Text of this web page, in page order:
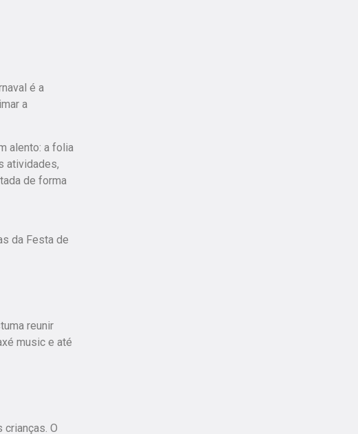
é a
a
alento: a folia
atividades,
de forma
da Festa de
reunir
music e até
O